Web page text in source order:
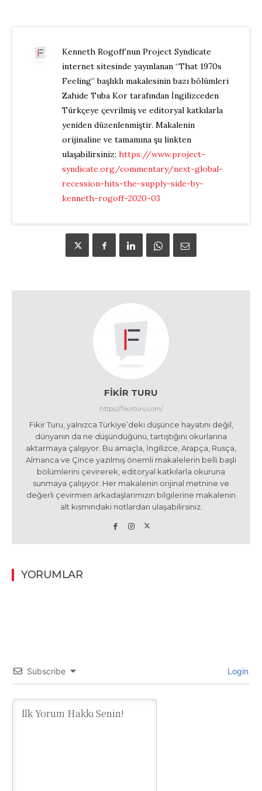
Kenneth Rogoff’nun Project Syndicate
internet sitesinde yayınlanan “That 1970s
Feeling” başlıklı makalesinin bazı bölümleri
Zahide Tuba Kor tarafından İngilizceden
Türkçeye çevrilmiş ve editoryal katkılarla
yeniden düzenlenmiştir. Makalenin
orijinaline ve tamamına şu linkten
ulaşabilirsiniz: https://www.project-
syndicate.org/commentary/next-global-
recession-hits-the-supply-side-by-
kenneth-rogoff-2020-03
FIKIR TURU
https://fikirturu.com/
Fikir Turu, yalnızca Türkiye’deki düşünce hayatını değil,
dünyanın da ne düşündüğünü, tartıştığını okurlarına
aktarmaya çalışıyor. Bu amaçla, İngilizce, Arapça, Rusça,
Almanca ve Çince yazılmış önemli makalelerin belli başlı
bölümlerini çevirerek, editoryal katkılarla okuruna
sunmaya çalışıyor. Her makalenin orijinal metnine ve
değerli çevirmen arkadaşlarımızın bilgilerine makalenin
alt kısmındaki notlardan ulaşabilirsiniz.
YORUMLAR
Subscribe Login